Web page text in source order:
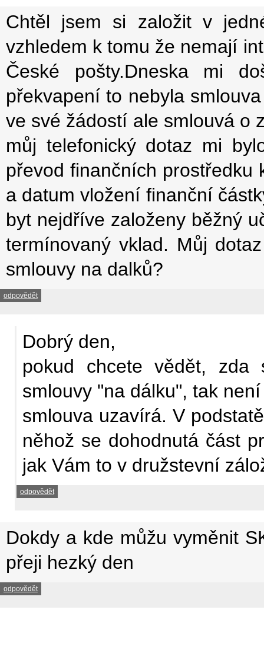
Chtěl jsem si založit v
vzhledem k tomu že nemají
České pošty.Dneska mi
překvapení to nebyla
ve své žádostí ale smlouvá o
můj telefonický dotaz mi
převod finančních prostředku
a datum vložení finanční
byt nejdříve založeny běžný
termínovaný vklad. Můj
smlouvy na dalků?
odpovědět
Dobrý den,
pokud chcete vědět,
smlouvy "na dálku", tak
smlouva uzavírá. V
něhož se dohodnutá část
jak Vám to v družstevní
odpovědět
Dokdy a kde můžu vyměnit
přeji hezký den
odpovědět